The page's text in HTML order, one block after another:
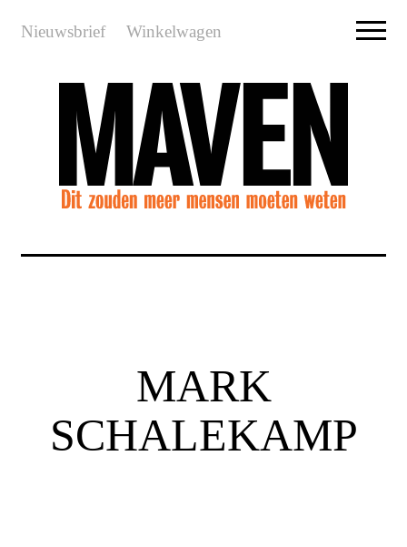
Nieuwsbrief Winkelwagen
MARK
SCHALEKAMP